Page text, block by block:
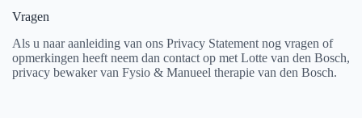
Vragen
Als u naar aanleiding van ons Privacy Statement nog vragen of
opmerkingen heeft neem dan contact op met Lotte van den Bosch,
privacy bewaker van Fysio & Manueel therapie van den Bosch.